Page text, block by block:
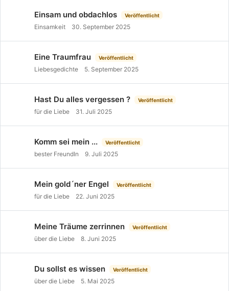
Einsam und obdachlos Veröffentlicht
Einsamkeit 30. September 2025
Eine Traumfrau Veröffentlicht
Liebesgedichte 5. September 2025
Hast Du alles vergessen ? Veröffentlicht
für die Liebe 31. Juli 2025
Komm sei mein ... Veröffentlicht
bester FreundIn 9. Juli 2025
Mein gold´ner Engel Veröffentlicht
für die Liebe 22. Juni 2025
Meine Träume zerrinnen Veröffentlicht
über die Liebe 8. Juni 2025
Du sollst es wissen Veröffentlicht
über die Liebe 5. Mai 2025